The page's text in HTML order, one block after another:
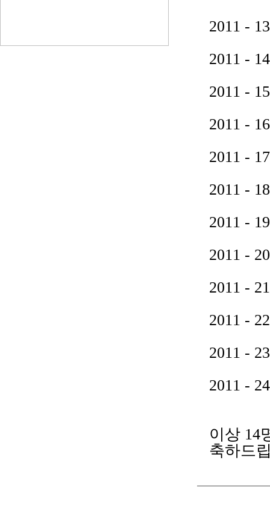
2011 -
2011 -
2011 -
2011 -
2011 -
2011 -
2011 -
2011 -
2011 -
2011 -
2011 -
2011 -
이상 14
축하드